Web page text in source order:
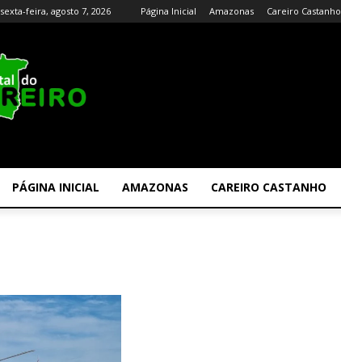
sexta-feira, agosto 7, 2026 Página Inicial Amazonas Careiro Castanho
PÁGINA INICIAL AMAZONAS CAREIRO CASTANHO